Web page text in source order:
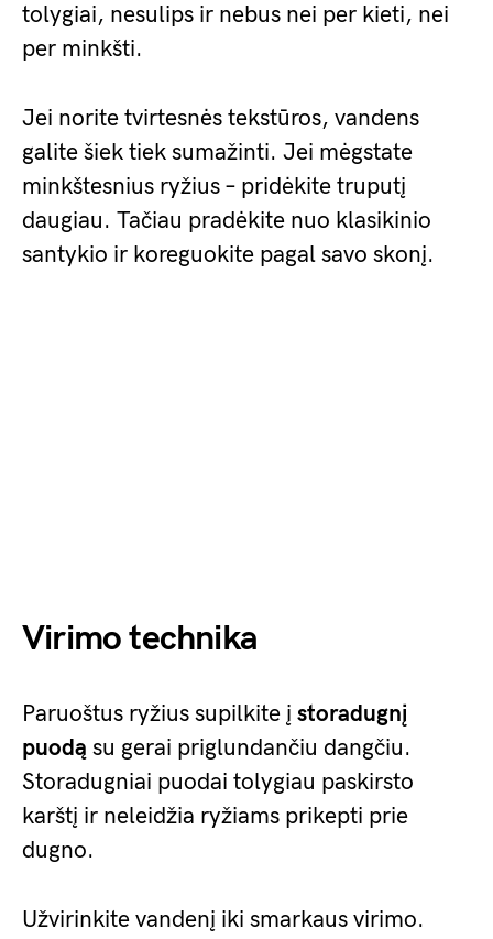
tolygiai, nesulips ir nebus nei per kieti, nei
per minkšti.
Jei norite tvirtesnės tekstūros, vandens
galite šiek tiek sumažinti. Jei mėgstate
minkštesnius ryžius – pridėkite truputį
daugiau. Tačiau pradėkite nuo klasikinio
santykio ir koreguokite pagal savo skonį.
Virimo technika
Paruoštus ryžius supilkite į storadugnį
puodą su gerai priglundančiu dangčiu.
Storadugniai puodai tolygiau paskirsto
karštį ir neleidžia ryžiams prikepti prie
dugno.
Užvirinkite vandenį iki smarkaus virimo.